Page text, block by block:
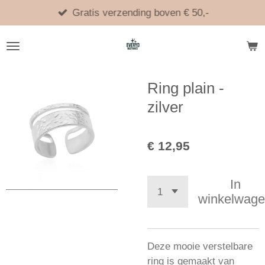
direct
naar
Gratis verzending boven € 50,-
Ring plain -
zilver
€ 12,95
In
Deze mooie verstelbare
ring is gemaakt van